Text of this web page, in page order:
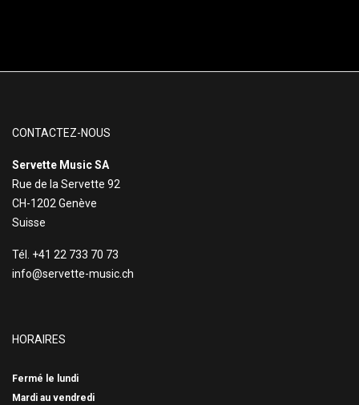
CONTACTEZ-NOUS
Servette Music SA
Rue de la Servette 92
CH-1202 Genève
Suisse
Tél. +41 22 733 70 73
info@servette-music.ch
HORAIRES
Fermé le lundi
Mardi au vendredi